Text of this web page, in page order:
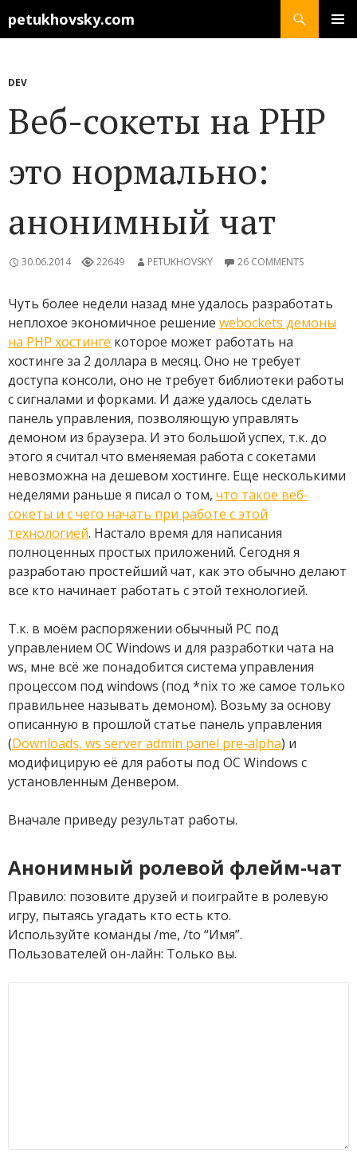
petukhovsky.com
SKIP
DEV
Веб-сокеты на PHP
это нормально:
анонимный чат
30.06.2014 22649 PETUKHOVSKY 26 COMMENTS
Чуть более недели назад мне удалось разработать
неплохое экономичное решение webockets демоны
на PHP хостинге которое может работать на
хостинге за 2 доллара в месяц. Оно не требует
доступа консоли, оно не требует библиотеки работы
с сигналами и форками. И даже удалось сделать
панель управления, позволяющую управлять
демоном из браузера. И это большой успех, т.к. до
этого я считал что вменяемая работа с сокетами
невозможна на дешевом хостинге. Еще несколькими
неделями раньше я писал о том, что такое веб-
сокеты и с чего начать при работе с этой
технологией. Настало время для написания
полноценных простых приложений. Сегодня я
разработаю простейший чат, как это обычно делают
все кто начинает работать с этой технологией.
Т.к. в моём распоряжении обычный PC под
управлением ОС Windows и для разработки чата на
ws, мне всё же понадобится система управления
процессом под windows (под *nix то же самое только
правильнее называть демоном). Возьму за основу
описанную в прошлой статье панель управления
(Downloads, ws server admin panel pre-alpha) и
модифицирую её для работы под ОС Windows с
установленным Денвером.
Вначале приведу результат работы.
Анонимный ролевой флейм-чат
Правило: позовите друзей и поиграйте в ролевую
игру, пытаясь угадать кто есть кто.
Используйте команды /me, /to “Имя”.
Пользователей он-лайн: Только вы.